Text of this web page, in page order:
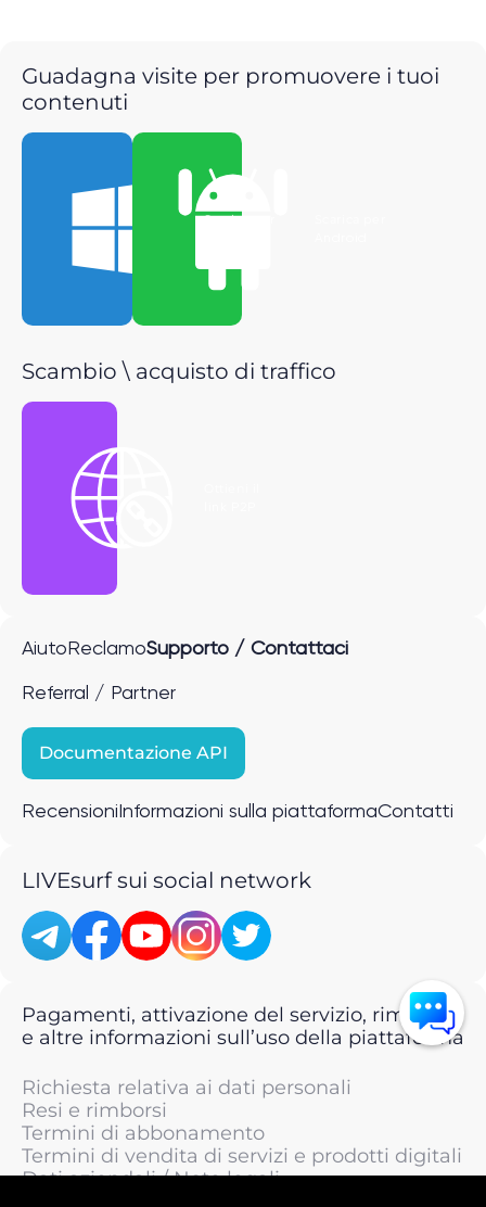
Guadagna visite per promuovere i tuoi
contenuti
Scarica per
Scambio \ acquisto di traffico
Aiuto ReclamoSupporto / Contattaci
Referral / Partner
Documentazione API
Recensioni Informazioni sulla piattaformaContatti
LIVEsurf sui social network
Pagamenti, attivazione del servizio, rimborsi
e altre informazioni sull’uso della piattaforma
Richiesta relativa ai dati personali
Resi e rimborsi
Termini di abbonamento
Termini di vendita di servizi e prodotti digitali
Dati aziendali / Note legali